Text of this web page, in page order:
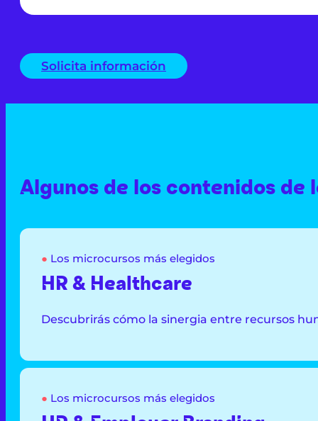
Solicita información
Algunos de los contenidos de
● Los microcursos más elegidos
HR & Healthcare
Descubrirás cómo la sinergia entre recursos
● Los microcursos más elegidos